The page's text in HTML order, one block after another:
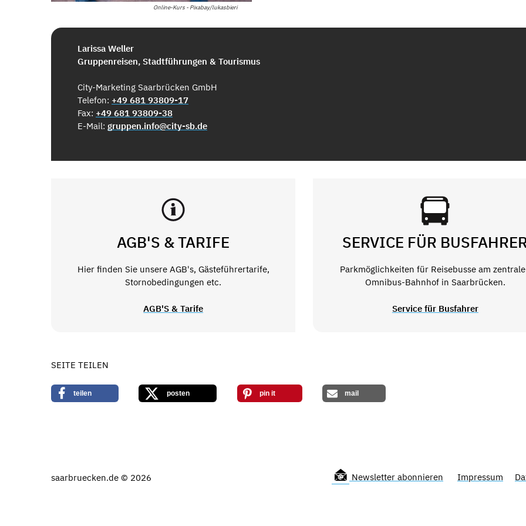
Online-Kurs - Pixabay/lukasbieri
Larissa Weller
Gruppenreisen, Stadtführungen & Tourismus
City-Marketing Saarbrücken GmbH
Telefon: +49 681 93809-17
Fax: +49 681 93809-38
E-Mail: gruppen.info@city-sb.de
AGB'S & TARIFE
Hier finden Sie unsere AGB's, Gästeführertarife,
Stornobedingungen etc.
AGB'S & Tarife
SERVICE FÜR
Parkmöglichkeiten für Reisebusse am
Omnibus-Bahnhof in Saarbrücken.
Service für Busfahrer
SEITE TEILEN
teilen posten pin it mail
saarbruecken.de © 2026 Newsletter abonnieren Impressum